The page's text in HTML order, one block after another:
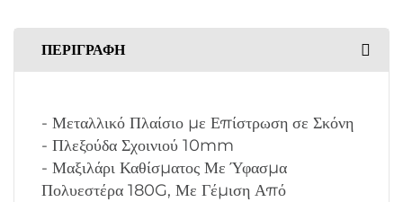
ΠΕΡΙΓΡΑΦΉ
- Μεταλλικό Πλαίσιο με Επίστρωση σε Σκόνη
- Πλεξούδα Σχοινιού 10mm
- Μαξιλάρι Καθίσματος Με Ύφασμα
Πολυεστέρα 180G, Με Γέμιση Από